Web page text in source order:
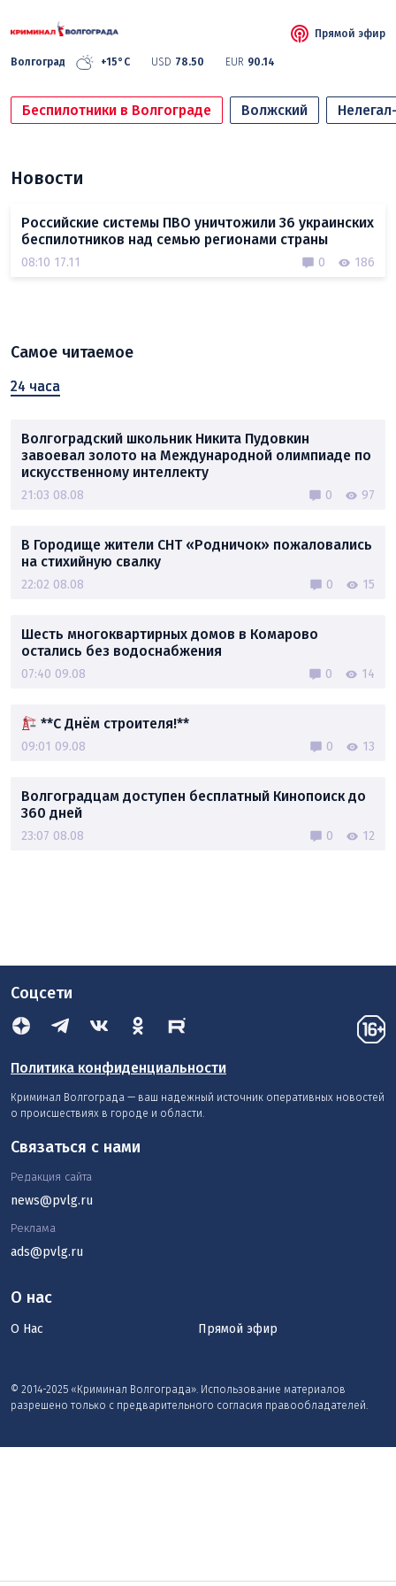
Волгоград +15°C USD 78.50 EUR 90.14
Прямой эфир
Беспилотники в Волгограде Волжский
Новости
Российские системы ПВО уничтожили 36 украинских
беспилотников над семью регионами страны
08:10 17.11 0 186
Самое читаемое
24 часа
Волгоградский школьник Никита Пудовкин
завоевал золото на Международной олимпиаде по
искусственному интеллекту
21:03 08.08 0 97
В Городище жители СНТ «Родничок» пожаловались
на стихийную свалку
22:02 08.08 0 15
Шесть многоквартирных домов в Комарово
остались без водоснабжения
07:40 09.08 0 14
**С Днём строителя!**
09:01 09.08 0 13
Волгоградцам доступен бесплатный Кинопоиск до
360 дней
23:07 08.08 0 12
Соцсети
Политика конфиденциальности
Криминал Волгограда — ваш надежный источник оперативных новостей
о происшествиях в городе и области.
О нас
О Нас Прямой эфир
© 2014-2025 «Криминал Волгограда». Использование материалов
разрешено только с предварительного согласия правообладателей.
Связаться с нами
Редакция сайта
news@pvlg.ru
Реклама
ads@pvlg.ru